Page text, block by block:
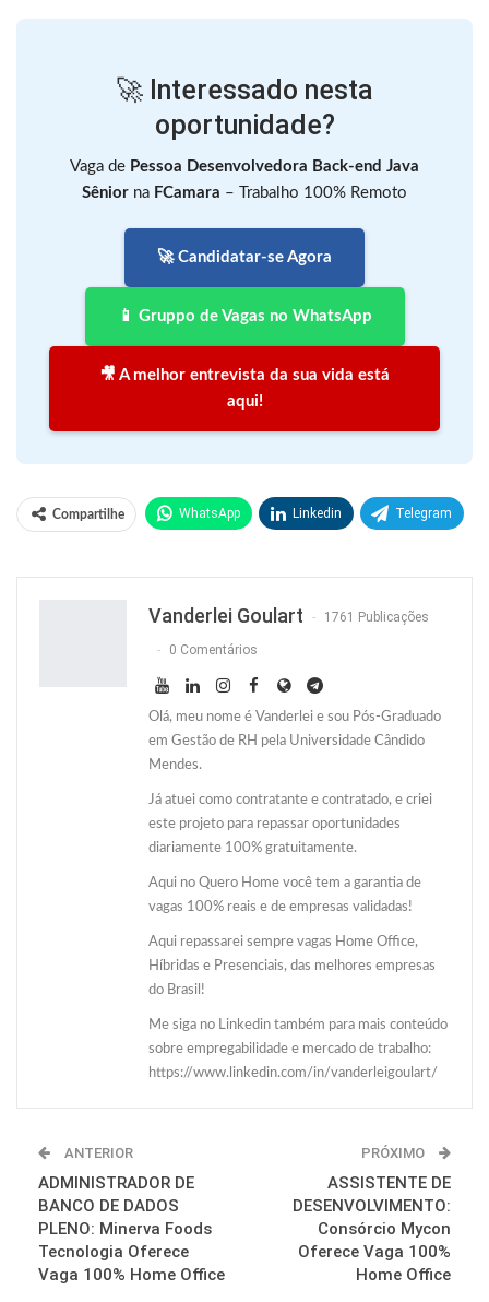
🚀 Interessado nesta
oportunidade?
Vaga de Pessoa Desenvolvedora Back-end Java
Sênior na FCamara – Trabalho 100% Remoto
🚀 Candidatar-se Agora
📱 Gruppo de Vagas no WhatsApp
🎥 A melhor entrevista da sua vida está
aqui!
Compartilhe WhatsApp Linkedin Telegram
Vanderlei Goulart 1761 Publicações
0 Comentários
Olá, meu nome é Vanderlei e sou Pós-Graduado
em Gestão de RH pela Universidade Cândido
Mendes.
Já atuei como contratante e contratado, e criei
este projeto para repassar oportunidades
diariamente 100% gratuitamente.
Aqui no Quero Home você tem a garantia de
vagas 100% reais e de empresas validadas!
Aqui repassarei sempre vagas Home Office,
Híbridas e Presenciais, das melhores empresas
do Brasil!
Me siga no Linkedin também para mais conteúdo
sobre empregabilidade e mercado de trabalho:
https://www.linkedin.com/in/vanderleigoulart/
ANTERIOR
ADMINISTRADOR DE
BANCO DE DADOS
PLENO: Minerva Foods
Tecnologia Oferece
Vaga 100% Home Office
PRÓXIMO
ASSISTENTE DE
DESENVOLVIMENTO:
Consórcio Mycon
Oferece Vaga 100%
Home Office